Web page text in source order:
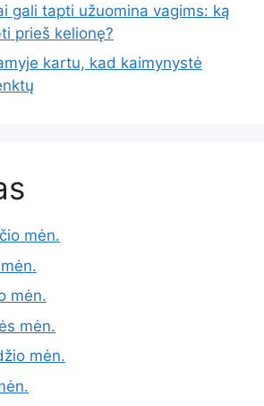
gali tapti užuomina vagims: ką
prieš kelionę?
kartu, kad kaimynystė
mėn.
mėn.
mėn.
mėn.